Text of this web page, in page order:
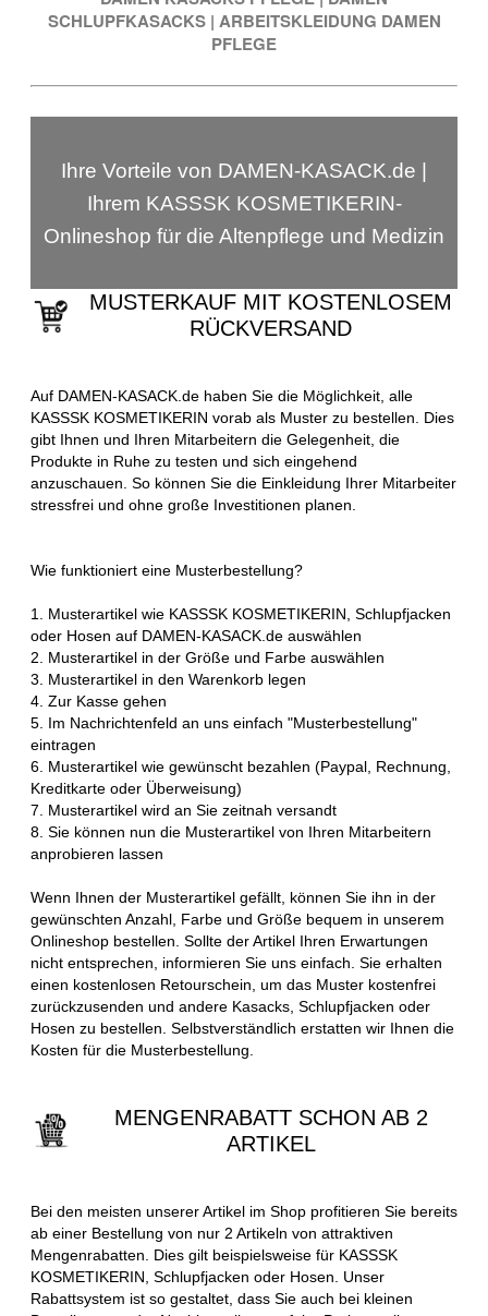
SCHLUPFKASACKS | ARBEITSKLEIDUNG DAMEN
PFLEGE
Ihre Vorteile von DAMEN-KASACK.de |
Ihrem KASSSK KOSMETIKERIN-
Onlineshop für die Altenpflege und Medizin
MUSTERKAUF MIT KOSTENLOSEM
RÜCKVERSAND
Auf DAMEN-KASACK.de haben Sie die Möglichkeit, alle
KASSSK KOSMETIKERIN vorab als Muster zu bestellen. Dies
gibt Ihnen und Ihren Mitarbeitern die Gelegenheit, die
Produkte in Ruhe zu testen und sich eingehend
anzuschauen. So können Sie die Einkleidung Ihrer Mitarbeiter
stressfrei und ohne große Investitionen planen.
Wie funktioniert eine Musterbestellung?
1. Musterartikel wie KASSSK KOSMETIKERIN, Schlupfjacken
oder Hosen auf DAMEN-KASACK.de auswählen
2. Musterartikel in der Größe und Farbe auswählen
3. Musterartikel in den Warenkorb legen
4. Zur Kasse gehen
5. Im Nachrichtenfeld an uns einfach "Musterbestellung"
eintragen
6. Musterartikel wie gewünscht bezahlen (Paypal, Rechnung,
Kreditkarte oder Überweisung)
7. Musterartikel wird an Sie zeitnah versandt
8. Sie können nun die Musterartikel von Ihren Mitarbeitern
anprobieren lassen
Wenn Ihnen der Musterartikel gefällt, können Sie ihn in der
gewünschten Anzahl, Farbe und Größe bequem in unserem
Onlineshop bestellen. Sollte der Artikel Ihren Erwartungen
nicht entsprechen, informieren Sie uns einfach. Sie erhalten
einen kostenlosen Retourschein, um das Muster kostenfrei
zurückzusenden und andere Kasacks, Schlupfjacken oder
Hosen zu bestellen. Selbstverständlich erstatten wir Ihnen die
Kosten für die Musterbestellung.
MENGENRABATT SCHON AB 2
ARTIKEL
Bei den meisten unserer Artikel im Shop profitieren Sie bereits
ab einer Bestellung von nur 2 Artikeln von attraktiven
Mengenrabatten. Dies gilt beispielsweise für KASSSK
KOSMETIKERIN, Schlupfjacken oder Hosen. Unser
Rabattsystem ist so gestaltet, dass Sie auch bei kleinen